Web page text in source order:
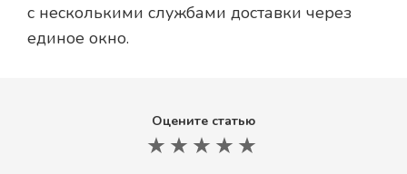
с несколькими службами доставки через
единое окно.
Оцените статью